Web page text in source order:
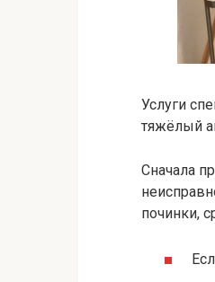
Услуги
тяжёлый
Сначала
починки,